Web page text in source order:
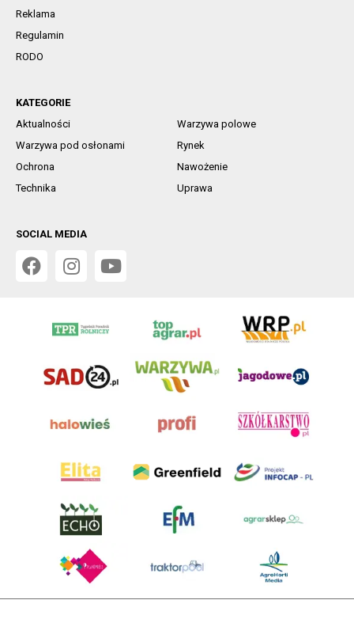
Reklama
Regulamin
RODO
KATEGORIE
Aktualności
Warzywa polowe
Warzywa pod osłonami
Rynek
Ochrona
Nawożenie
Technika
Uprawa
SOCIAL MEDIA